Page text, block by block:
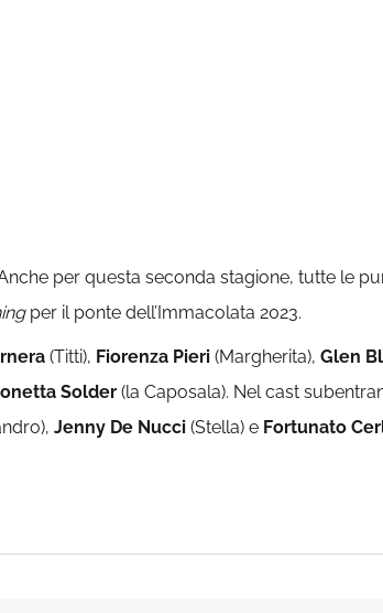
per questa seconda stagione, tutte le
per il ponte dell’Immacolata 2023.
(Titti), Fiorenza Pieri (Margherita), Glen
Solder (la Caposala). Nel cast
Jenny De Nucci (Stella) e Fortunato